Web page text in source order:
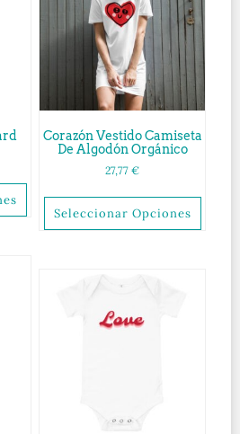
Corazón Vestido Camiseta
De Algodón Orgánico
27,77€
Seleccionar Opciones